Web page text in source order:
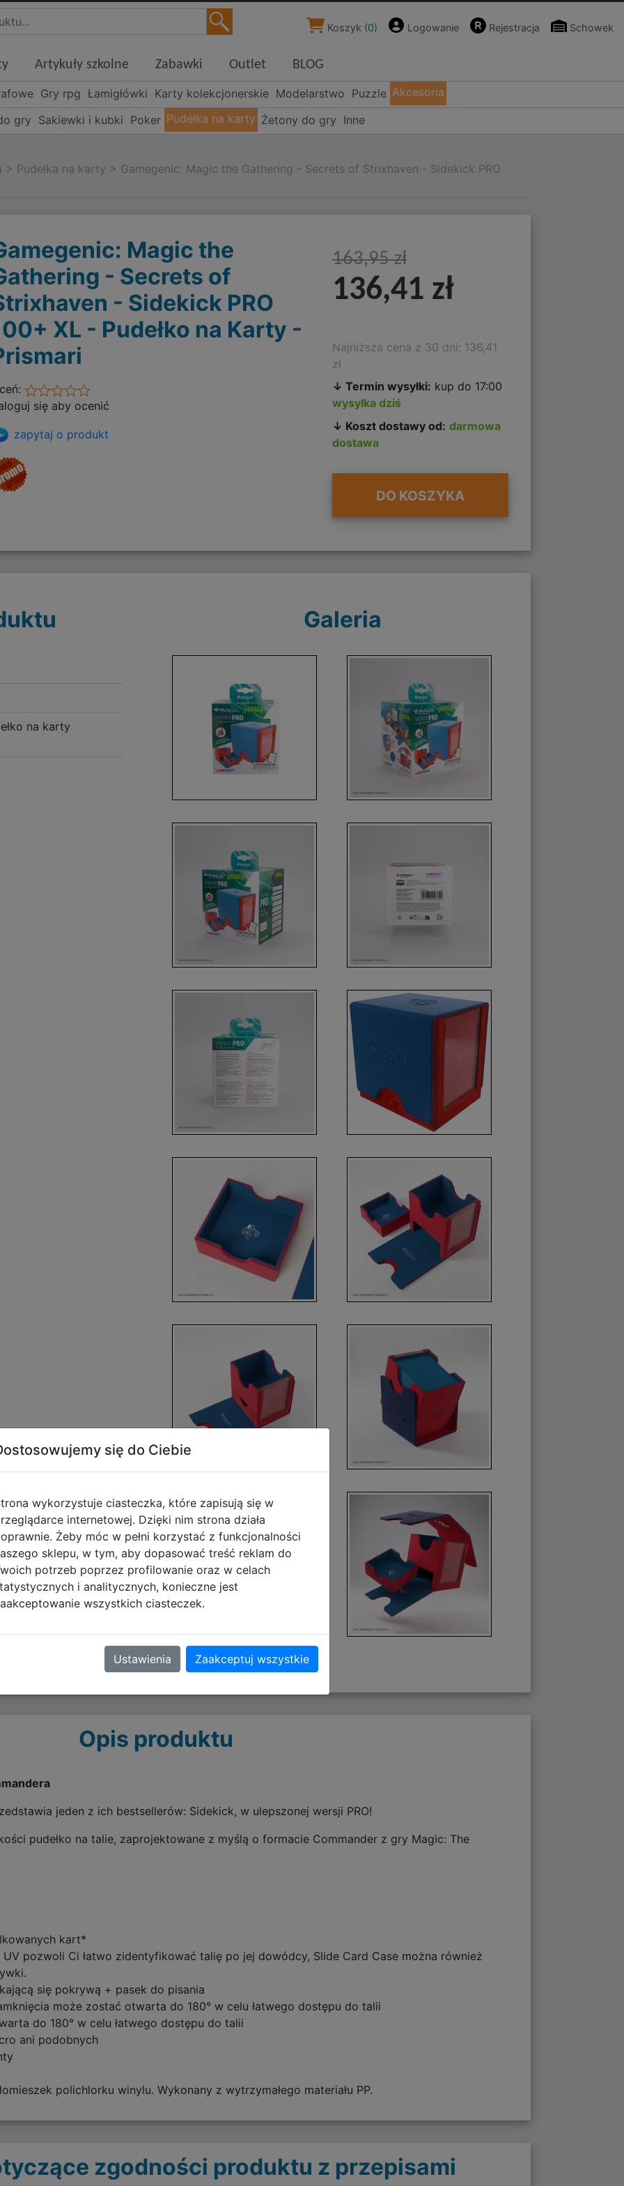
Koszyk (0) Logowanie Rejestracja Schowek
Artykuły szkolne Zabawki Outlet BLOG
Gry rpg Łamigłówki Karty kolekcjonerskie Modelarstwo Puzzle Akcesoria
gry Sakiewki i kubki Poker Pudełka na karty Żetony do gry Inne
> Pudełka na karty > Gamegenic: Magic the Gathering - Secrets of Strixhaven - Sidekick PRO
Magic the
- Secrets of
- Sidekick PRO
XL - Pudełko na Karty -
się aby ocenić
zapytaj o produkt
163,95 zł
136,41 zł
Najniższa cena z 30 dni: 136,41
zł
↓ Termin wysyłki: kup do 17:00
wysyłka dziś
↓ Koszt dostawy od: darmowa
dostawa
DO KOSZYKA
na karty
Galeria
Opis produktu
jeden z ich bestsellerów: Sidekick, w ulepszonej wersji PRO!
pudełko na talie, zaprojektowane z myślą o formacie Commander z gry Magic: The
kart*
pozwoli Ci łatwo zidentyfikować talię po jej dowódcy, Slide Card Case można również
się pokrywą + pasek do pisania
może zostać otwarta do 180° w celu łatwego dostępu do talii
do 180° w celu łatwego dostępu do talii
ani podobnych
polichlorku winylu. Wykonany z wytrzymałego materiału PP.
zgodności produktu z przepisami
się do Ciebie
wykorzystuje ciasteczka, które zapisują się w
internetowej. Dzięki nim strona działa
Żeby móc w pełni korzystać z funkcjonalności
sklepu, w tym, aby dopasować treść reklam do
potrzeb poprzez profilowanie oraz w celach
i analitycznych, konieczne jest
wszystkich ciasteczek.
Ustawienia Zaakceptuj wszystkie